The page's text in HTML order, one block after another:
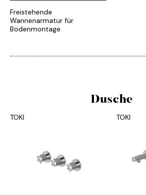
Freistehende
Wannenarmatur für
Bodenmontage
Dusche
TOKI TOKI